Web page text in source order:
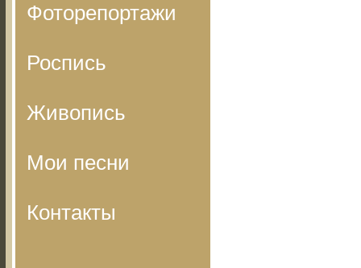
Фоторепортажи
Роспись
Живопись
Мои песни
Контакты